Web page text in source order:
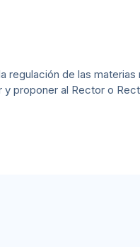
regulación de las materias
proponer al Rector o